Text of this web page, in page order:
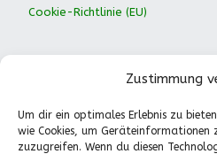
Zustimmung
Um dir ein optimales Erlebnis zu
wie Cookies, um
zuzugreifen. Wenn du diesen
Cookie-Richtlinie (EU)
Waldkinder Ismaning e.V.